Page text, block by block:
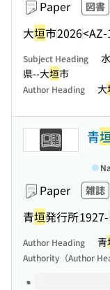
Paper 図書
大垣市2026
Subject Heading
県--大垣市
Author Heading 大
青
Paper 雑誌
青垣発行所1927-
Author Heading 青
Authority（Author
Volumes of this title